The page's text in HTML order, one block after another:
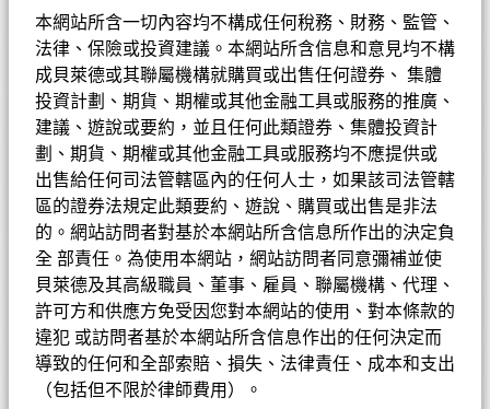
本網站所含一切內容均不構成任何稅務、財務、監管、
法律、保險或投資建議。本網站所含信息和意見均不構
成貝萊德或其聯屬機構就購買或出售任何證券、 集體
投資計劃、期貨、期權或其他金融工具或服務的推廣、
建議、遊說或要約，並且任何此類證券、集體投資計
劃、期貨、期權或其他金融工具或服務均不應提供或
出售給任何司法管轄區內的任何人士，如果該司法管轄
區的證券法規定此類要約、遊說、購買或出售是非法
的。網站訪問者對基於本網站所含信息所作出的決定負
全 部責任。為使用本網站，網站訪問者同意彌補並使
貝萊德及其高級職員、董事、雇員、聯屬機構、代理、
許可方和供應方免受因您對本網站的使用、對本條款的
違犯 或訪問者基於本網站所含信息作出的任何決定而
導致的任何和全部索賠、損失、法律責任、成本和支出
（包括但不限於律師費用）。
基金的全部貨幣對沖股份類別使用金融衍生產品以對沖貨幣風險。
股份類別中使用金融衍生產品可能為基金內其他股份類別帶來潛在
風險效應（亦稱為溢出）。該基金的管理公司將確保適當的程序得
以進行，以至對其他股份類別的風險效應減至最低。您只需直接在
基金名稱下方使用下拉式方框，即可查閱這基金內全部股份類別—
貨幣對沖股份類別會於股份類別的名稱中顯示「對沖」的字眼。此
外，如欲索取所有貨幣對沖股份類別的完整列表，應向基金管理公
司提出。
表現
圖表
查看圖表
表現
Chart
Bar chart with 2 data series.
The chart has 1 X axis displaying categories.
The chart has 1 Y axis displaying Values. Range: -40 to 60.
40
60
基金資料
基金總值
截至 2026年8月7日
EUR 679,073,617
基金成立日期
2003年3月20日
基準貨幣
EUR
參考指標 1
MSCI歐洲指數
首次認購費
5.00%
ISIN
LU1355424745
表現費
基本因素及風險
持倉數目
截至 2026年6月30日
43
3年貝他係數
截至 2026年7月31日
1.278
市賬率
截至 2026年6月30日
3.50
三年標準差
截至 2026年7月31日
15.54%
持股
截至 2026年6月30日
成分股名稱 比重(%)
ASML HOLDING NV
8.71
UNICREDIT SPA
4.20
投資分佈
截至 2026年6月30日
比重（%）
價格及交易所
股份類別 貨幣 淨值 變動 變動(%)
資產淨值截至
EUR 66.72 0.04
基金經理
可持續發展特徵